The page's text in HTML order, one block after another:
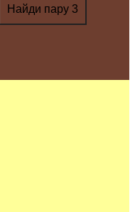
Найди пару 3